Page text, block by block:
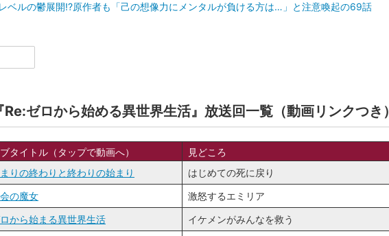
ベルの鬱展開!?原作者も「己の想像力にメンタルが負ける方は…」と注意喚起の69話
Re:ゼロから始める異世界生活』放送回一覧（動画リンクつき）
タイトル（タップで動画へ）
見どころ
りの終わりと終わりの始まり
はじめての死に戻り
の魔女
激怒するエミリア
から始まる異世界生活
イケメンがみんなを救う